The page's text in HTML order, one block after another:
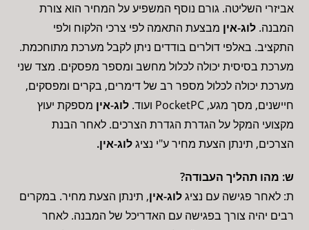
אביזרי השליטה. גורם נוסף המשפיע על המחיר הוא צורת
המבנה. לוג-אין מבצעת התאמה לפי צרכי הלקוח ולפי
התקציב. באלפי דולרים בודדים ניתן לקבל מערכת מתוחכמת.
מערכת בסיסית יכולה לכלול מחשב ומספר מפסקים. מצד שני
מערכת יכולה לכלול מספר רב של דימרים, בקרים ומפסקים,
חיישנים, מסך מגע, PocketPC ועוד.
לוג-אין מספקת יעוץ
מקצועי המקל על הגדרת הגדרת הצרכים. לאחר הבנת
הצרכים, תינתן הצעת מחיר ע"י נציגלוג-אין.
ש: מהו תהליך העבודה?
ת: לאחר פגישה עם נציגלוג-אין, תינתן הצעת מחיר. במקרים
רבים יהיה צורך בפגישה עם האדריכל של המבנה. לאחר